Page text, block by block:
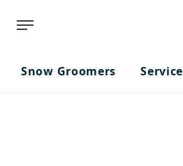
Snow Groomers Service